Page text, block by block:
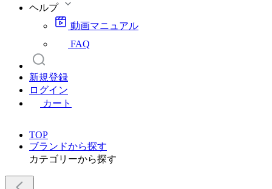
ヘルプ
動画マニュアル
FAQ
新規登録
ログイン
カート
TOP
ブランドから探す
カテゴリーから探す